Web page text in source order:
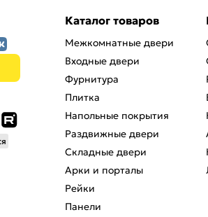
Каталог товаров
Межкомнатные двери
Входные двери
Фурнитура
Плитка
Напольные покрытия
Раздвижные двери
Складные двери
Арки и порталы
Рейки
Панели